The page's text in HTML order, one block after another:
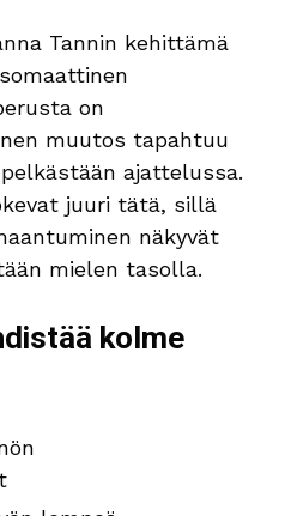
Tannin kehittämä
on
muutos tapahtuu
ajattelussa.
juuri tätä, sillä
näkyvät
mielen tasolla.
kolme